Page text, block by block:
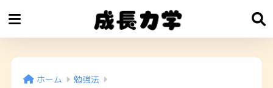
ホーム 勉強法